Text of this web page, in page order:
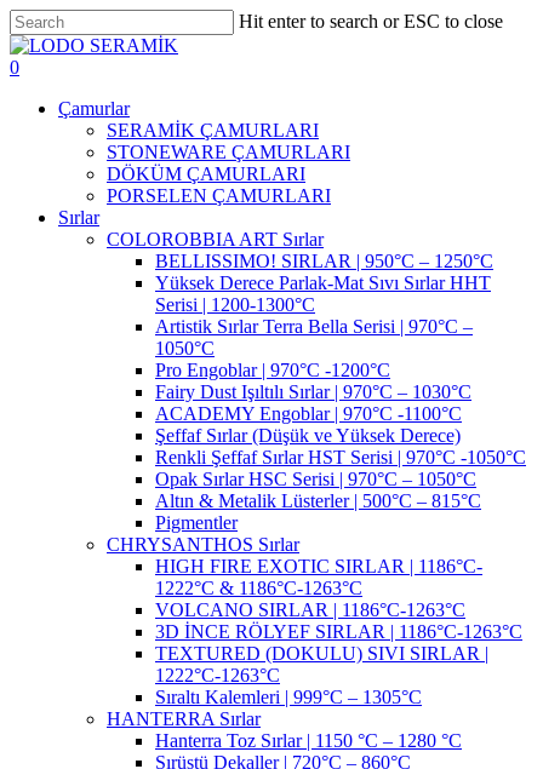
Skip
to
main
Hit enter to search or ESC to close
Close
Search
search
account
0
Çamurlar
SERAMİK ÇAMURLARI
STONEWARE ÇAMURLARI
DÖKÜM ÇAMURLARI
PORSELEN ÇAMURLARI
Sırlar
COLOROBBIA ART Sırlar
BELLISSIMO! SIRLAR | 950°C – 1250°C
Yüksek Derece Parlak-Mat Sıvı Sırlar HHT
Serisi | 1200-1300°C
Artistik Sırlar Terra Bella Serisi | 970°C –
1050°C
Pro Engoblar | 970°C -1200°C
Fairy Dust Işıltılı Sırlar | 970°C – 1030°C
ACADEMY Engoblar | 970°C -1100°C
Şeffaf Sırlar (Düşük ve Yüksek Derece)
Renkli Şeffaf Sırlar HST Serisi | 970°C -1050°C
Opak Sırlar HSC Serisi | 970°C – 1050°C
Altın & Metalik Lüsterler | 500°C – 815°C
Pigmentler
CHRYSANTHOS Sırlar
HIGH FIRE EXOTIC SIRLAR | 1186°C-
1222°C & 1186°C-1263°C
VOLCANO SIRLAR | 1186°C-1263°C
3D İNCE RÖLYEF SIRLAR | 1186°C-1263°C
TEXTURED (DOKULU) SIVI SIRLAR |
1222°C-1263°C
Sıraltı Kalemleri | 999°C – 1305°C
HANTERRA Sırlar
Hanterra Toz Sırlar | 1150 °C – 1280 °C
Sırüstü Dekaller | 720°C – 860°C